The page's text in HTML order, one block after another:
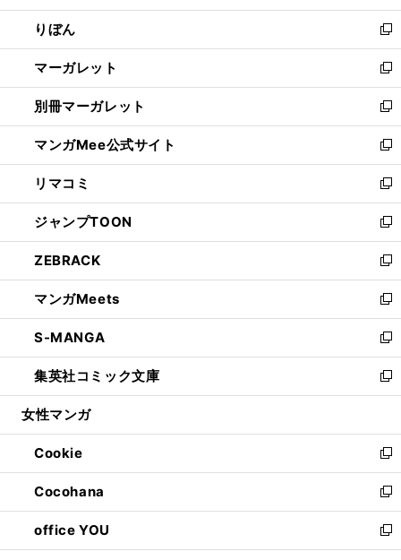
開
く
ウ
で
開
く
ン
ド
ウ
で
開
く
ウ
ィ
ン
ド
ウ
で
開
く
りぼん
新
し
い
ウ
ィ
ン
ド
ウ
で
開
く
マーガレット
新
し
い
ウ
ィ
ン
ド
ウ
で
開
く
別冊マーガレット
新
し
い
ウ
ィ
ン
ド
ウ
で
開
く
マンガMee公式サイト
新
し
い
ウ
ィ
ン
ド
ウ
で
開
く
リマコミ
新
し
い
ウ
ィ
ン
ド
ウ
で
開
く
ジャンプTOON
新
し
い
ウ
ィ
ン
ド
ウ
で
開
ZEBRACK
新
し
い
ウ
ィ
ン
ド
ウ
開
く
マンガMeets
新
し
い
ウ
ィ
ン
ウ
で
開
く
S-MANGA
新
し
い
ウ
ン
ド
ウ
で
開
く
集英社コミック文庫
新
し
ウ
ィ
ン
ド
ウ
で
開
女性マンガ
Cookie
新
し
い
ウ
ィ
ン
Cocohana
新
し
い
ウ
office YOU
新
し